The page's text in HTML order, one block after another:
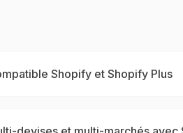
Shopify et Shopify Plus